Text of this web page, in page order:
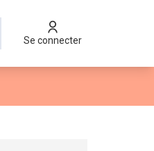
Se connecter